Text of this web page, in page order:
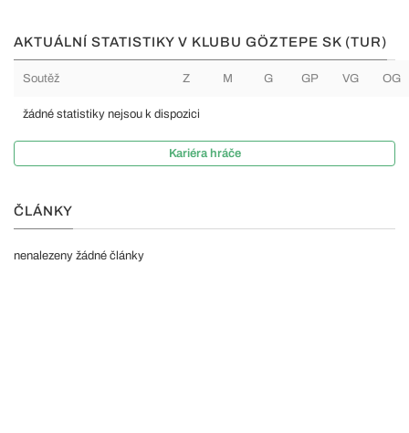
AKTUÁLNÍ STATISTIKY V KLUBU GÖZTEPE SK (TUR)
Soutěž Z M G GP VG OG
žádné statistiky nejsou k dispozici
Kariéra hráče
ČLÁNKY
nenalezeny žádné články